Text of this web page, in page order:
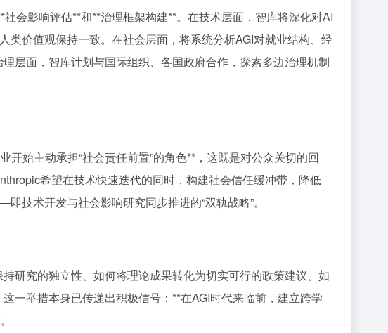
会影响评估**和**治理框架构建**。在技术层面，智库将深化对AI
类价值观保持一致。在社会层面，将系统分析AGI对就业结构、经
层面，智库计划与国际组织、各国政府合作，探索多边治理机制
始主动承担“社会责任前置”的角色**，这既是对公众关切的回
希望在技术快速迭代的同时，构建社会信任缓冲带，降低
技术开发与社会影响研究同步推进的“双轨战略”。
研究的独立性、如何将理论成果转化为切实可行的政策建议、如
一举措本身已传递出积极信号：**在AGI时代来临前，建立跨学